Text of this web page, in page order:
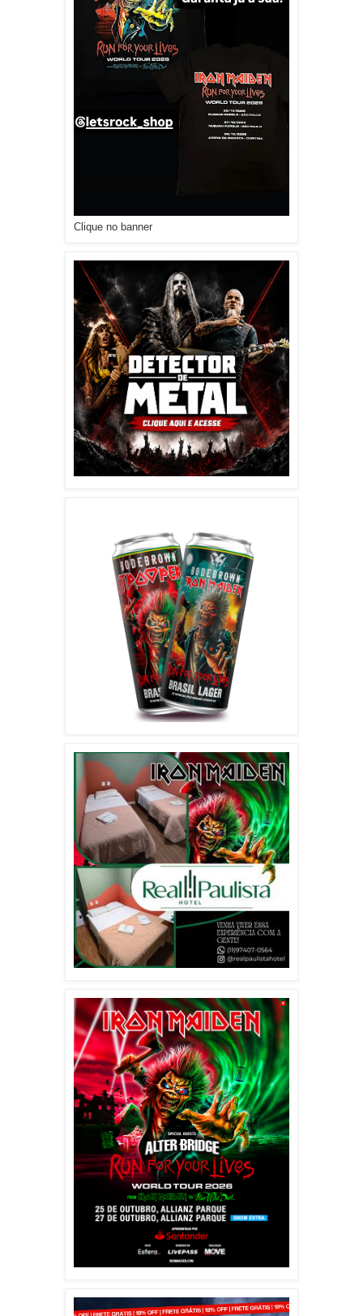
Clique no banner